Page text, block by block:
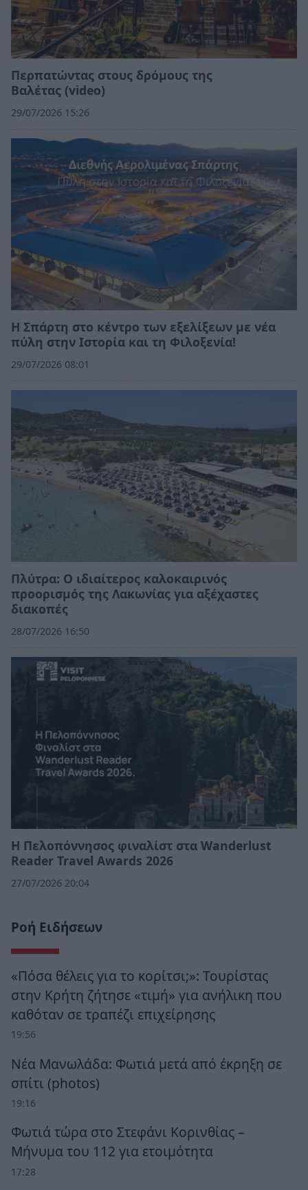
Περπατώντας στους δρόμους της
Βαλέτας (video)
29/07/2026 15:26
Η Σπάρτη στο κέντρο των εξελίξεων με νέα
πύλη στην Ιστορία και τη Φιλοξενία!
29/07/2026 08:01
Πλύτρα: Ο ιδιαίτερος καλοκαιρινός
προορισμός της Λακωνίας για αξέχαστες
διακοπές
28/07/2026 16:50
Η Πελοπόννησος φιναλίστ στα Wanderlust
Reader Travel Awards 2026
27/07/2026 20:04
Ροή Ειδήσεων
«Πόσα θέλεις για το κορίτσι;»: Τουρίστας
στην Κρήτη ζήτησε «τιμή» για ανήλικη που
καθόταν σε τραπέζι επιχείρησης
19:56
Νέα Μανωλάδα: Φωτιά μετά από έκρηξη σε
σπίτι (photos)
19:16
Φωτιά τώρα στο Στεφάνι Κορινθίας –
Μήνυμα του 112 για ετοιμότητα
17:28